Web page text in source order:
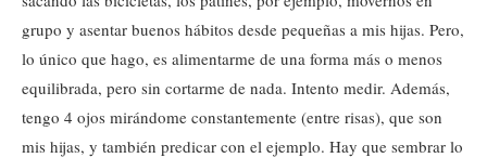
grupo y asentar buenos hábitos desde pequeñas a mis hijas. Pero,
lo único que hago, es alimentarme de una forma más o menos
equilibrada, pero sin cortarme de nada. Intento medir. Además,
tengo 4 ojos mirándome constantemente (entre risas), que son
mis hijas, y también predicar con el ejemplo. Hay que sembrar lo